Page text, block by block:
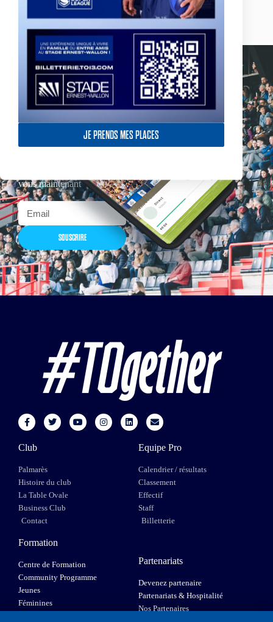
JE PRENDS MES PLACES
Actualités, nouveautés,
billetterie, remises
vous maintenant
SOUSCRIRE
Club
Palmarès
Histoire du club
La Table Ovale
Business Club
Contact
Equipe Pro
Calendrier / résultats
Classement
Effectif
Staff
Billetterie
Formation
Centre de Formation
Community Programme
Jeunes
Féminines
Partenariats
Devenez partenaire
Partenariats & Hospitalité
Nos Partenaires